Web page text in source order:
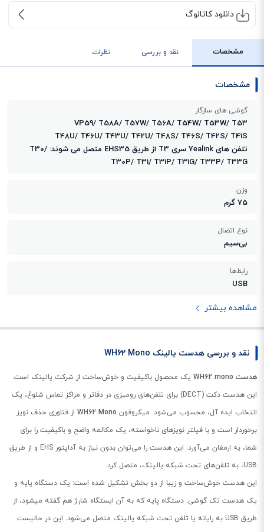
دانلود کاتالوگ
مشخصات نقد و بررسی نظرات
مشخصات
گوشی های سازگار
VP59/ T58A/ T57W/ T56A/ T54W/ T53W/ T53
T48U/ T46U/ T43U/ T42U/ T48S/ T46S/ T42S/ T41S
تلفن های Yealink سری T3 از طریق EHS35 متصل می شوند: T30/
T30P/ T31/ T31P/ T31G/ T33P/ T33G
وزن
75 گرم
نوع اتصال
بی‌سیم
رابط‌ها
USB
مشاهده بیشتر
نقد و بررسی هدست یالینک WH62 Mono
هدست WH62 mono
یک محصول باکیفیت و خوش‌ساخت از شرکت یالینک است.
این هدست دکت (DECT) برای تلفن‌های رومیزی در دفاتر و مراکز تماس شلوغ، یک
انتخاب ایده آل، محسوب می‌شود. میکروفونWH62 Monoاز فناوری حذف نویز
برخوردار است و با فیلتر نویزهای ناخواسته، یک مکالمه واضح و باکیفیت را برای
شما، به ارمغان می‌آورد. این هدست را می‌توان بدون نیاز به آداپتور EHS و از طریق
USB، به تلفن‌های تحت شبکه یالینک، متصل کرد.
این هدست خوش‌ساخت و زیبا از دو بخش تشکیل شده است: یک دستگاه پایه و
یک هدست تک گوشی. دستگاه پایه که به آن ایستگاه شارژ هم گفته می‎شود، از
طریق USB به رایانه یا تلفن تحت شبکه یالینک متصل می‌شود. این در حالیست